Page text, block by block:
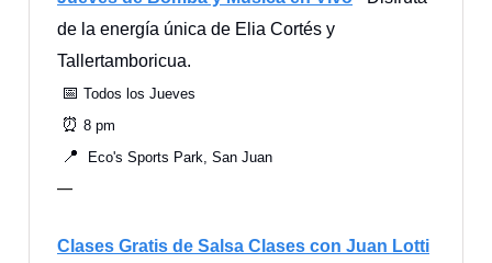
de la energía única de Elia Cortés y
Tallertamboricua.
📅 Todos los Jueves
⏰ 8 pm
📍 Eco's Sports Park, San Juan
—
Clases Gratis de Salsa Clases con Juan Lotti